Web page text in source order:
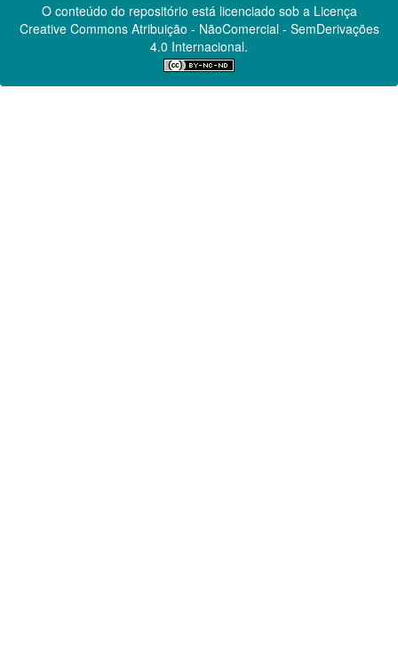
O conteúdo do repositório está licenciado sob a Licença
Creative CommonsAtribuição - NãoComercial - SemDerivações
4.0 Internacional.